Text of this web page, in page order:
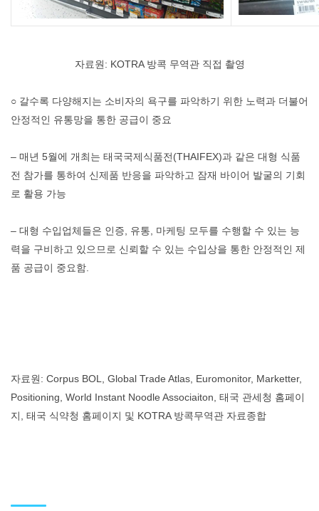
자료원: KOTRA 방콕 무역관 직접 촬영
○ 갈수록 다양해지는 소비자의 욕구를 파악하기 위한 노력과 더불어
안정적인 유통망을 통한 공급이 중요
– 매년 5월에 개최는 태국국제식품전(THAIFEX)과 같은 대형 식품
전 참가를 통하여 신제품 반응을 파악하고 잠재 바이어 발굴의 기회
로 활용 가능
– 대형 수입업체들은 인증, 유통, 마케팅 모두를 수행할 수 있는 능
력을 구비하고 있으므로 신뢰할 수 있는 수입상을 통한 안정적인 제
품 공급이 중요함.
자료원: Corpus BOL, Global Trade Atlas, Euromonitor, Marketter,
Positioning, World Instant Noodle Associaiton, 태국 관세청 홈페이
지, 태국 식약청 홈페이지 및 KOTRA 방콕무역관 자료종합